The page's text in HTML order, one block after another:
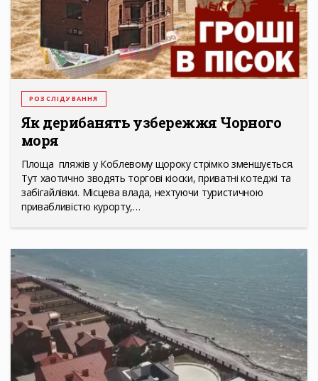
РОЗСЛІДУВАННЯ
Як дерибанять узбережжя Чорного
моря
Площа пляжів у Коблевому щороку стрімко зменшується.
Тут хаотично зводять торгові кіоски, приватні котеджі та
забігайлівки. Місцева влада, нехтуючи туристичною
привабливістю курорту,…